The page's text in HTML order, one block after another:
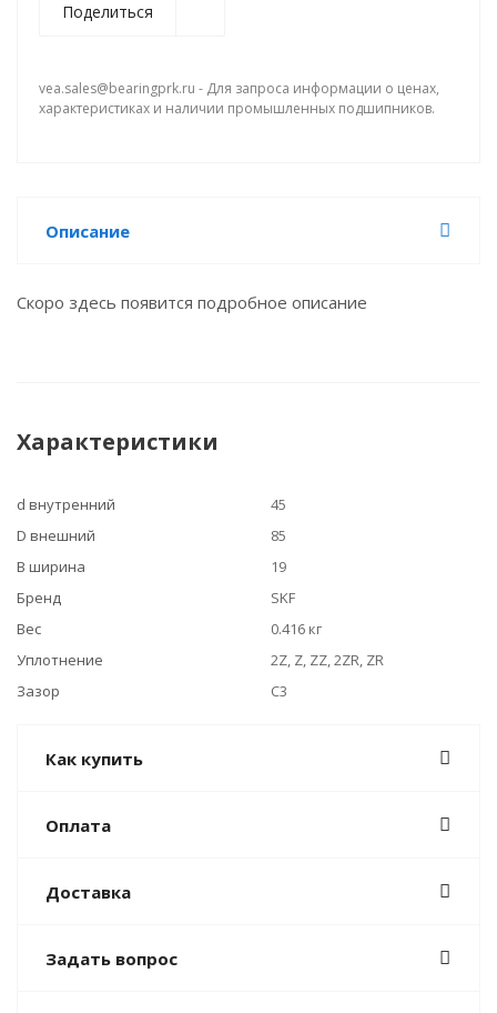
Поделиться
vea.sales@bearingprk.ru - Для запроса информации о ценах,
характеристиках и наличии промышленных подшипников.
Описание
Скоро здесь появится подробное описание
Характеристики
d внутренний
45
D внешний
85
B ширина
19
Бренд
SKF
Вес
0.416 кг
Уплотнение
2Z, Z, ZZ, 2ZR, ZR
Зазор
C3
Как купить
Оплата
Доставка
Задать вопрос